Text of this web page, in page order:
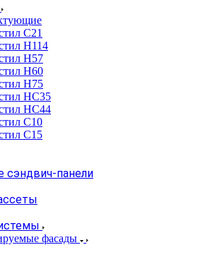
C21
Н114
Н57
Н60
Н75
НС35
НС44
С10
С15
сэндвич-панели
фасады